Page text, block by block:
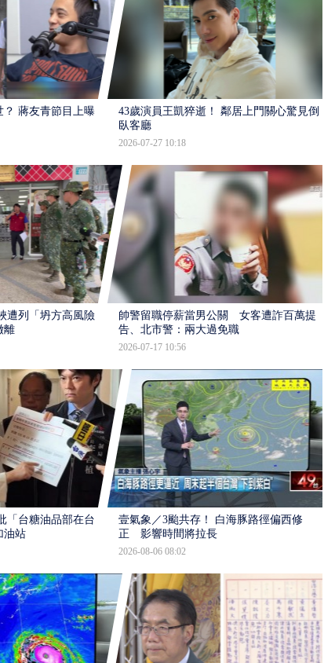
蔣友青節目上曝：
43歲演員王凱猝逝！ 鄰居上門關心驚見倒
臥客廳
2026-07-27 10:18
遭列「坍方高風險」
離
帥警留職停薪當男公關 女客遭詐百萬提
告、北市警：兩大過免職
2026-07-17 10:56
「台糖油品部在台
油站
壹氣象／3颱共存！ 白海豚路徑偏西修
正 影響時間將拉長
2026-08-06 08:02